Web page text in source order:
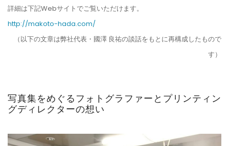
詳細は下記Webサイトでご覧いただけます。
http://makoto-hada.com/
（以下の文章は弊社代表・國澤 良祐の談話をもとに再構成したもので
す）
写真集をめぐるフォトグラファーとプリンティン
グディレクターの想い